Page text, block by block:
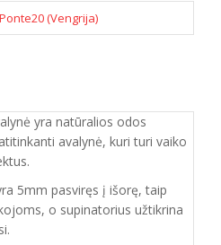
Ponte20 (Vengrija)
yra natūralios odos
avalynė, kuri turi vaiko
5mm pasviręs į išorę, taip
o supinatorius užtikrina